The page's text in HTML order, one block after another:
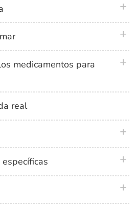
medicamentos para
real